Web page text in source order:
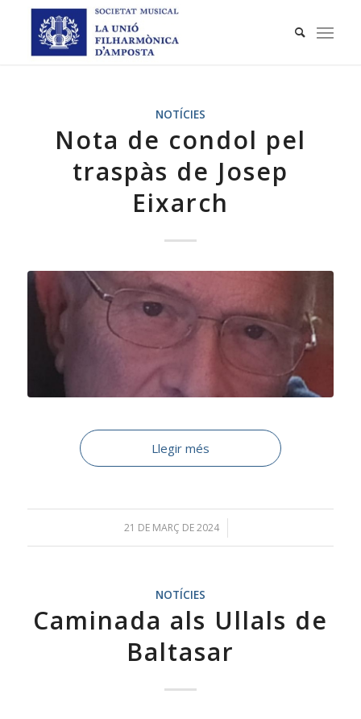
NOTÍCIES
Nota de condol pel
traspàs de Josep
Eixarch
Llegir més
21 DE MARÇ DE 2024
/
NOTÍCIES
Caminada als Ullals de
Baltasar